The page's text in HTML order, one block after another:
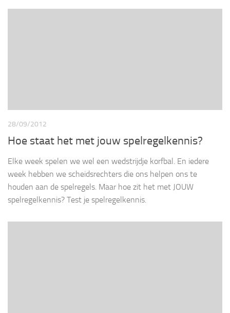
28/09/2012
Hoe staat het met jouw spelregelkennis?
Elke week spelen we wel een wedstrijdje korfbal. En iedere
week hebben we scheidsrechters die ons helpen ons te
houden aan de spelregels. Maar hoe zit het met JOUW
spelregelkennis? Test je spelregelkennis.